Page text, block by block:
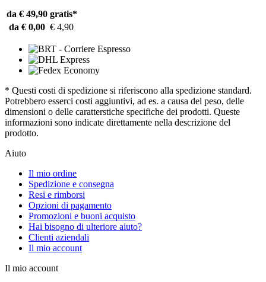
da € 49,90 gratis*
da € 0,00 € 4,90
* Questi costi di spedizione si riferiscono alla spedizione standard.
Potrebbero esserci costi aggiuntivi, ad es. a causa del peso, delle
dimensioni o delle caratterstiche specifiche dei prodotti. Queste
informazioni sono indicate direttamente nella descrizione del
prodotto.
Aiuto
Il mio ordine
Spedizione e consegna
Resi e rimborsi
Opzioni di pagamento
Promozioni e buoni acquisto
Hai bisogno di ulteriore aiuto?
Clienti aziendali
Il mio account
Il mio account